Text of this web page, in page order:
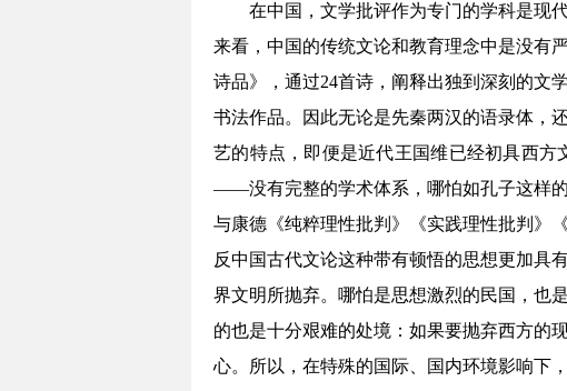
在中国，文学批评作为专门的学科是现
来看，中国的传统文论和教育理念中是没有
诗品》，通过24首诗，阐释出独到深刻的文
书法作品。因此无论是先秦两汉的语录体，
艺的特点，即便是近代王国维已经初具西
——没有完整的学术体系，哪怕如孔子这样
与康德《纯粹理性批判》《实践理性批判》
反中国古代文论这种带有顿悟的思想更加具
界文明所抛弃。哪怕是思想激烈的民国，也
的也是十分艰难的处境：如果要抛弃西方的
心。所以，在特殊的国际、国内环境影响下